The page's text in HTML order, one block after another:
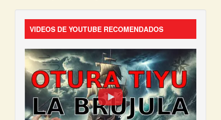
VIDEOS DE YOUTUBE RECOMENDADOS